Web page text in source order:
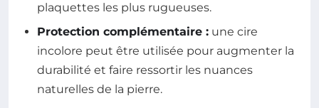
plaquettes les plus rugueuses.
Protection complémentaire : une cire
incolore peut être utilisée pour augmenter la
durabilité et faire ressortir les nuances
naturelles de la pierre.